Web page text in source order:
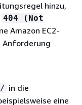
hinzu,
404 (Not
Amazon EC2-
in die
eine